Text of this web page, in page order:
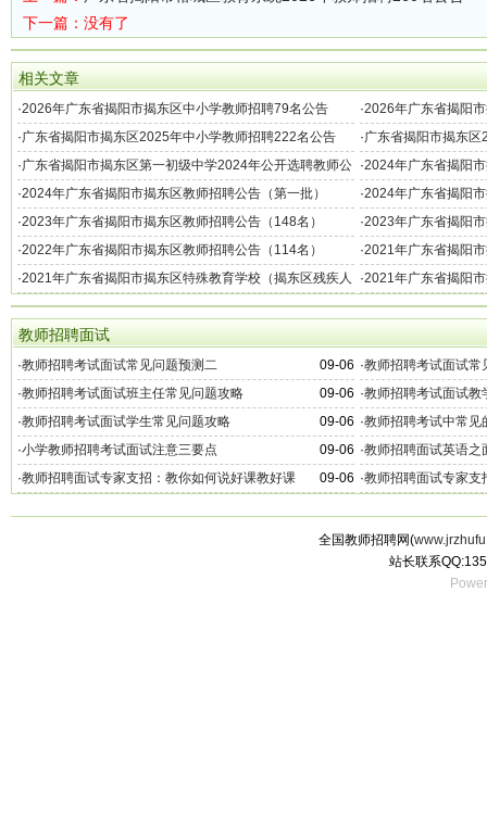
下一篇：没有了
相关文章
·2026年广东省揭阳市揭东区中小学教师招聘79名公告 ·2026年广东省揭阳
·广东省揭阳市揭东区2025年中小学教师招聘222名公告
（第二批）
·广东省揭阳市揭东
一批）
·广东省揭阳市揭东区第一初级中学2024年公开选聘教师公
告
·2024年广东省揭阳
批）
·2024年广东省揭阳市揭东区教师招聘公告（第一批） ·2024年广东省揭阳
·2023年广东省揭阳市揭东区教师招聘公告（148名） ·2023年广东省揭阳
·2022年广东省揭阳市揭东区教师招聘公告（114名） ·2021年广东省揭阳
·2021年广东省揭阳市揭东区特殊教育学校（揭东区残疾人
康复中心）教师招聘公告
·2021年广东省揭阳
教师招聘面试
09-06
·教师招聘考试面试常见问题预测二 ·教师招聘考试面试常
09-06
·教师招聘考试面试班主任常见问题攻略 ·教师招聘考试面试教
09-06
·教师招聘考试面试学生常见问题攻略 ·教师招聘考试中常见
09-06
·小学教师招聘考试面试注意三要点 ·教师招聘面试英语之
09-06
·教师招聘面试专家支招：教你如何说好课教好课 ·教师招聘面试专家支
全国教师招聘网(
站长联系